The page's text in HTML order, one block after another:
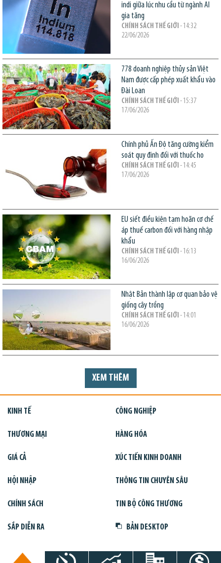
indi giữa lúc nhu cầu từ ngành AI
gia tăng
CHÍNH SÁCH THẾ GIỚI - 14:32
22/06/2026
778 doanh nghiệp thủy sản Việt
Nam được cấp phép xuất khẩu vào
Đài Loan
CHÍNH SÁCH THẾ GIỚI - 15:37
17/06/2026
Chính phủ Ấn Độ tăng cường kiểm
soát quy định đối với thuốc ho
CHÍNH SÁCH THẾ GIỚI - 14:45
17/06/2026
EU siết điều kiện tạm hoãn cơ chế
áp thuế carbon đối với hàng nhập
khẩu
CHÍNH SÁCH THẾ GIỚI - 16:13
16/06/2026
Nhật Bản thành lập cơ quan bảo vệ
giống cây trồng
CHÍNH SÁCH THẾ GIỚI - 14:01
16/06/2026
XEM THÊM
KINH TẾ CÔNG NGHIỆP
THƯƠNG MẠI HÀNG HÓA
GIÁ CẢ XÚC TIẾN KINH DOANH
HỘI NHẬP THÔNG TIN CHUYÊN SÂU
CHÍNH SÁCH TIN BỘ CÔNG THƯƠNG
SẮP DIỄN RA BẢN DESKTOP